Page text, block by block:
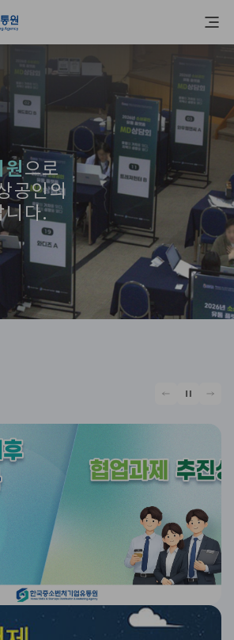
인의
해공정하고 건강한
구축합니다.
공인의
케팅,
니다.
원으로
공인의
니다.
위한
천합니다.